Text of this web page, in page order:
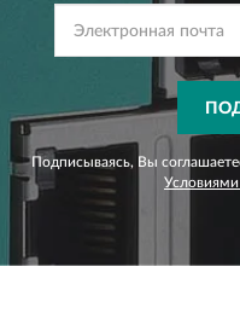
Подписываясь, Вы
Условиями